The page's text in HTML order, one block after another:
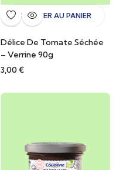
AJOUTER AU PANIER
Délice De Tomate Séchée
– Verrine 90g
3,00 €